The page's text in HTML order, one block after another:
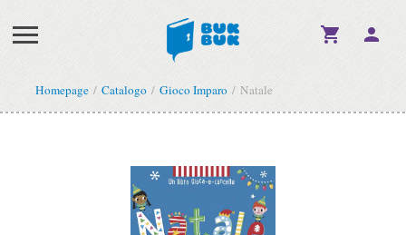
Homepage Catalogo Gioco Imparo Natale